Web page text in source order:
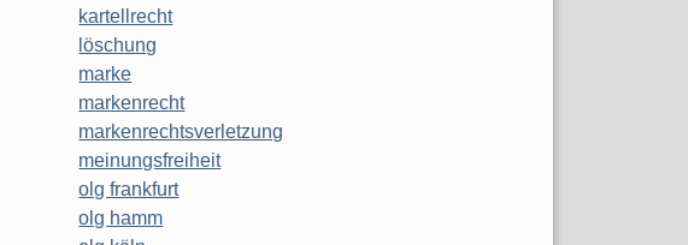
kartellrecht
löschung
marke
markenrecht
markenrechtsverletzung
meinungsfreiheit
olg frankfurt
olg hamm